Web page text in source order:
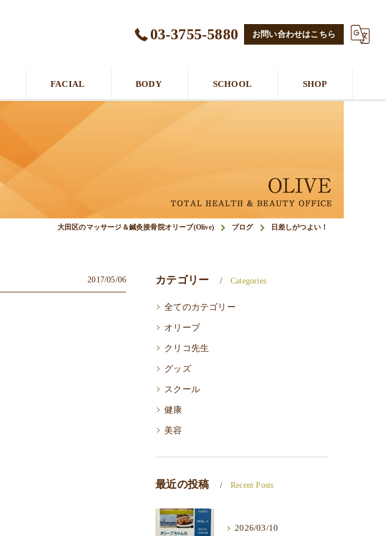
03-3755-5880 お問い合わせはこちら
FACIAL BODY SCHOOL SHOP
大田区のマッサージ＆鍼灸接骨院オリーブ(Olive) ブログ 日差しがつよい！
2017/05/06 カテゴリー Categories
全てのカテゴリー
オリーブ
クリコ先生
グッズ
スクール
健康
美容
最近の投稿 Recent Posts
2026/03/10